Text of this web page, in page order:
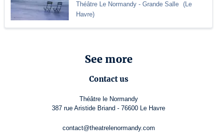
Théâtre Le Normandy - Grande Salle (Le
Havre)
See more
Contact us
Théâtre le Normandy
387 rue Aristide Briand - 76600 Le Havre
contact@theatrelenormandy.com